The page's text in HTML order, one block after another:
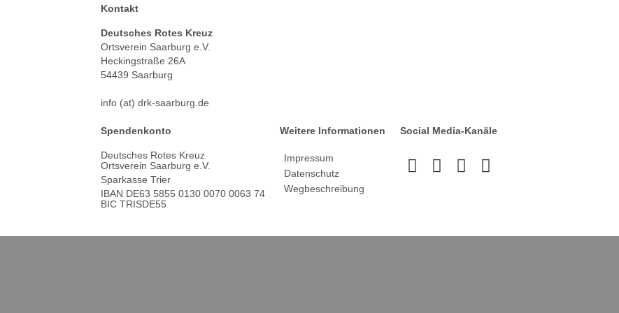
Kontakt
Deutsches Rotes Kreuz
Ortsverein Saarburg e.V.
Heckingstraße 26A
54439 Saarburg
info (at) drk-saarburg.de
Spendenkonto
Deutsches Rotes Kreuz
Ortsverein Saarburg e.V.
Sparkasse Trier
IBAN DE63 5855 0130 0070 0063 74
BIC TRISDE55
Weitere Informationen
Impressum
Datenschutz
Wegbeschreibung
Social Media-Kanäle